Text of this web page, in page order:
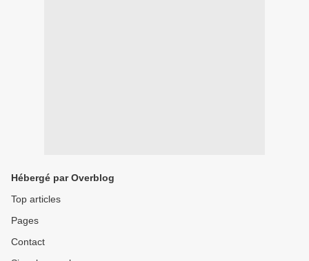
Hébergé par Overblog
Top articles
Pages
Contact